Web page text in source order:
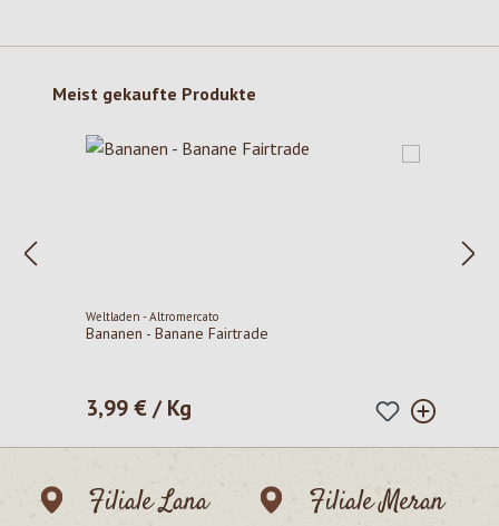
Produktgalerie überspringen
Meist gekaufte Produkte
Weltladen - Altromercato
Bananen - Banane Fairtrade
Regulärer Preis:
3,99 € / Kg
Filiale Lana
Filiale Meran